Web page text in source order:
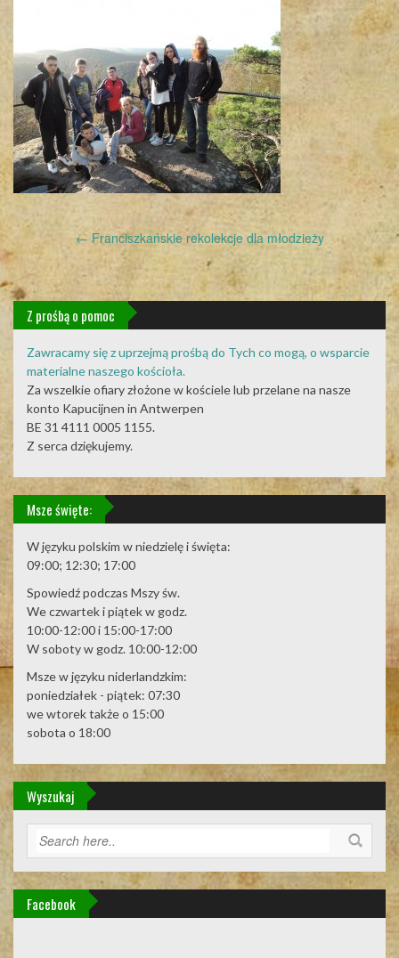
Post
navigation
← Franciszkańskie rekolekcje dla młodzieży
Z prośbą o pomoc
Zawracamy się z uprzejmą prośbą do Tych co mogą, o wsparcie
materialne naszego kościoła.
Za wszelkie ofiary złożone w kościele lub przelane na nasze
konto Kapucijnen in Antwerpen
BE 31 4111 0005 1155.
Z serca dziękujemy.
Msze święte:
W języku polskim w niedzielę i święta:
09:00; 12:30; 17:00
Spowiedź podczas Mszy św.
We czwartek i piątek w godz.
10:00-12:00 i 15:00-17:00
W soboty w godz. 10:00-12:00
Msze w języku niderlandzkim:
poniedziałek - piątek: 07:30
we wtorek także o 15:00
sobota o 18:00
Wyszukaj
Facebook